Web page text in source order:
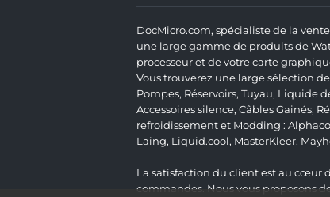
DocMicro.com, spécialiste de la
une large gamme de produits de
processeur et de votre carte
Vous trouverez une large sélection
Pompes, Réservoirs, Tuyau, Liquide
Accessoires silence, Câbles Gainés,
refroidissement et Modding :
Laing, Liquid.cool, MasterKleer,
La satisfaction du client est au cœur
commandes. Nous vous proposons